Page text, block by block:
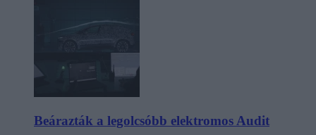
Beárazták a legolcsóbb elektromos Audit